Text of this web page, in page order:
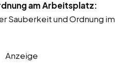
am Arbeitsplatz:
Sauberkeit und Ordnung im
Anzeige